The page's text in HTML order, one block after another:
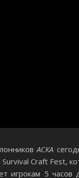
АСКА
Craft Fest,
5 часов